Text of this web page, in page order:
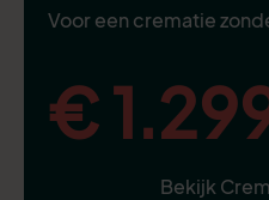
Voor een crematie
€
Bekijk